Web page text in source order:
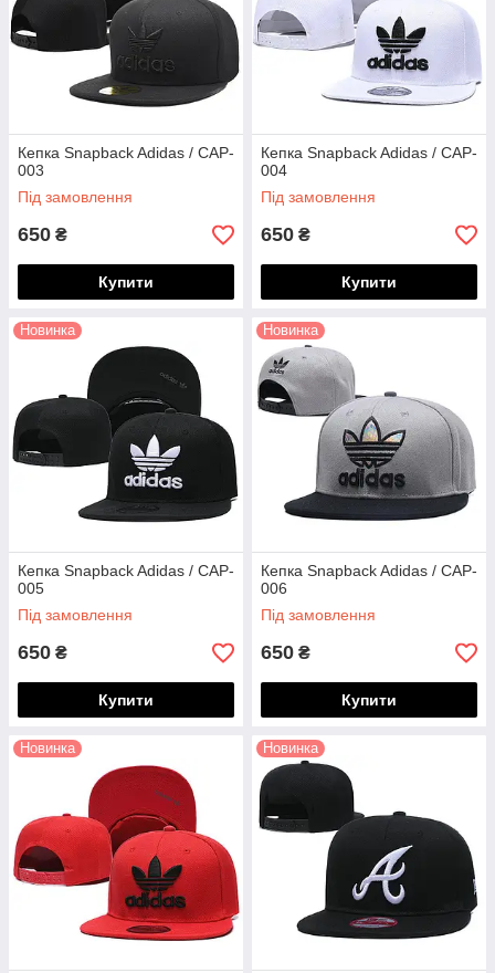
Кепка Snapback Adidas / CAP-
003
Під замовлення
650 ₴
Купити
Кепка Snapback Adidas / CAP-
004
Під замовлення
650 ₴
Купити
Новинка
Кепка Snapback Adidas / CAP-
005
Під замовлення
650 ₴
Купити
Новинка
Кепка Snapback Adidas / CAP-
006
Під замовлення
650 ₴
Купити
Новинка Новинка